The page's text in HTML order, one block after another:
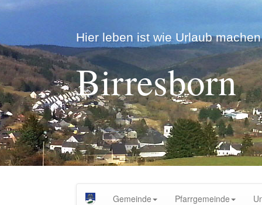
Hier leben ist wie Urlaub
Birresborn
Gemeinde Pfarrgemeinde